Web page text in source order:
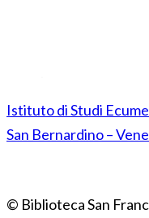
Istituto di Studi
San Bernardino –
© Biblioteca San